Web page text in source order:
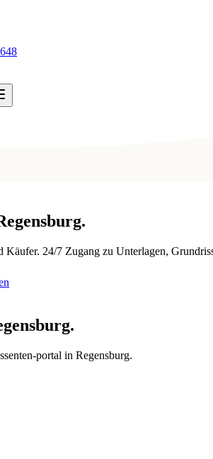
.
Käufer. 24/7 Zugang zu Unterlagen,
portal in Regensburg.